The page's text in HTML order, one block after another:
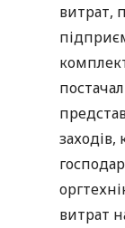
витрат,
заходів,
витрат